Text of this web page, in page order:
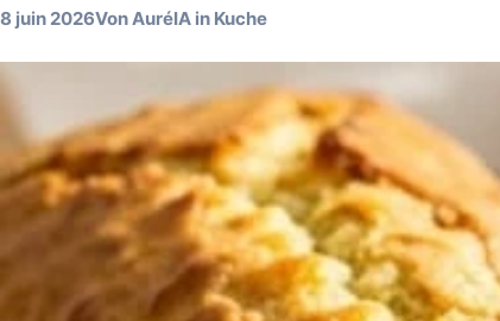
8 juin 2026VonAuréIA in Kuche